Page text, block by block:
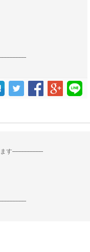
す--------------------